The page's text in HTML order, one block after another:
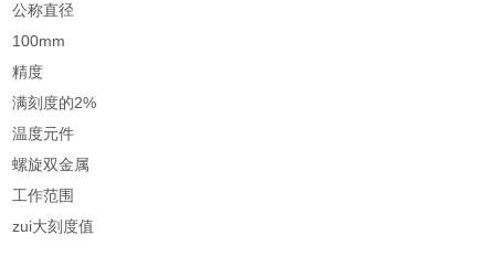
公称直径
100mm
精度
满刻度的2%
温度元件
螺旋双金属
工作范围
zui大刻度值